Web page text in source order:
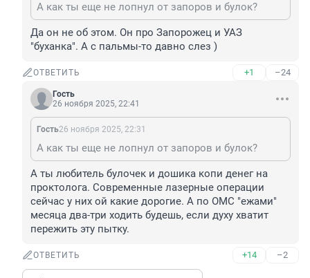
А как ты еще не лопнул от запоров и булок?
Да он не об этом. Он про Запорожец и УАЗ
"буханка". А с пальмы-то давно слез )
ОТВЕТИТЬ +1 –24
Гость
26 ноября 2025, 22:41
Гость26 ноября 2025, 22:31
А как ты еще не лопнул от запоров и булок?
А ты любитель булочек и дошика копи денег на
проктолога. Современные лазерные операции
сейчас у них ой какие дорогие. А по ОМС "ежами"
месяца два-три ходить будешь, если духу хватит
пережить эту пытку.
ОТВЕТИТЬ +14 –2